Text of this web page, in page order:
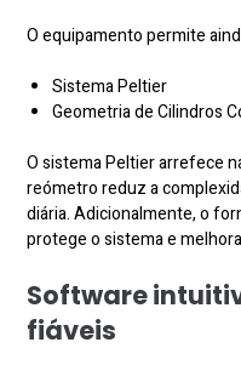
O equipamento permite
Sistema Peltier
Geometria de Cilindros
O sistema Peltier arrefece
reómetro reduz a
diária. Adicionalmente, o
protege o sistema e
Software
fiáveis